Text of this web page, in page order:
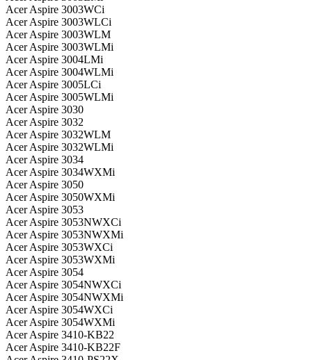
Acer Aspire 3003WCi
Acer Aspire 3003WLCi
Acer Aspire 3003WLM
Acer Aspire 3003WLMi
Acer Aspire 3004LMi
Acer Aspire 3004WLMi
Acer Aspire 3005LCi
Acer Aspire 3005WLMi
Acer Aspire 3030
Acer Aspire 3032
Acer Aspire 3032WLM
Acer Aspire 3032WLMi
Acer Aspire 3034
Acer Aspire 3034WXMi
Acer Aspire 3050
Acer Aspire 3050WXMi
Acer Aspire 3053
Acer Aspire 3053NWXCi
Acer Aspire 3053NWXMi
Acer Aspire 3053WXCi
Acer Aspire 3053WXMi
Acer Aspire 3054
Acer Aspire 3054NWXCi
Acer Aspire 3054NWXMi
Acer Aspire 3054WXCi
Acer Aspire 3054WXMi
Acer Aspire 3410-KB22
Acer Aspire 3410-KB22F